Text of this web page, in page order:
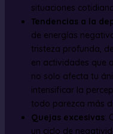
situaciones
Tendencias a la
de energías
tristeza profunda,
en actividades que
no solo afecta tu
intensificar la
todo parezca más
Quejas excesivas:
un ciclo de